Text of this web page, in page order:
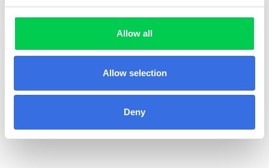
Allow all
Allow selection
Deny